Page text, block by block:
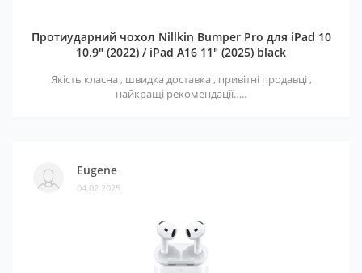
Протиударний чохол Nillkin Bumper Pro для iPad 10
10.9" (2022) / iPad A16 11" (2025) black
Якість класна , швидка доставка , привітні продавці ,
найкращі рекомендації…..
Eugene
04.02.2025